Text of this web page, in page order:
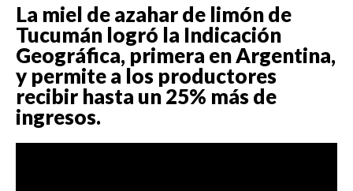
La miel de azahar de limón de
Tucumán logró la Indicación
Geográfica, primera en Argentina,
y permite a los productores
recibir hasta un 25% más de
ingresos.